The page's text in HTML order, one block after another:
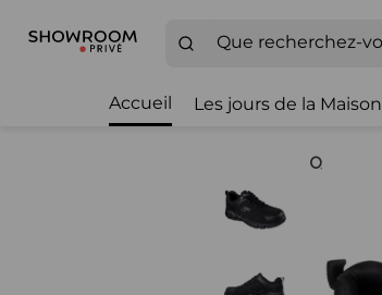
Accueil Les jours de la Maison